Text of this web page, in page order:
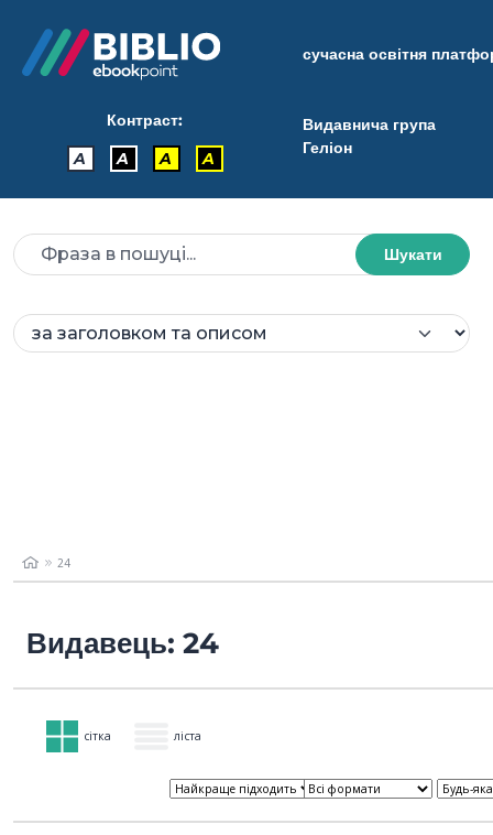
сучасна освітня
Контраст:
A
A A A
Видавнича група
Геліон
Шукати
24
Видавець: 24
сітка ліста